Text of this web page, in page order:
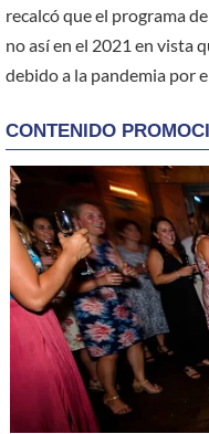
recalcó que el programa
no así en el 2021 en vista
debido a la pandemia por